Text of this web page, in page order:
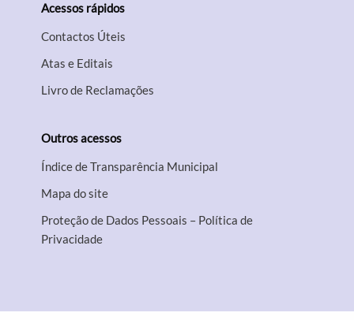
Filtros
Acessos rápidos
Contactos Úteis
Atas e Editais
Livro de Reclamações
Outros acessos
Índice de Transparência Municipal
Mapa do site
Proteção de Dados Pessoais – Política de
Privacidade